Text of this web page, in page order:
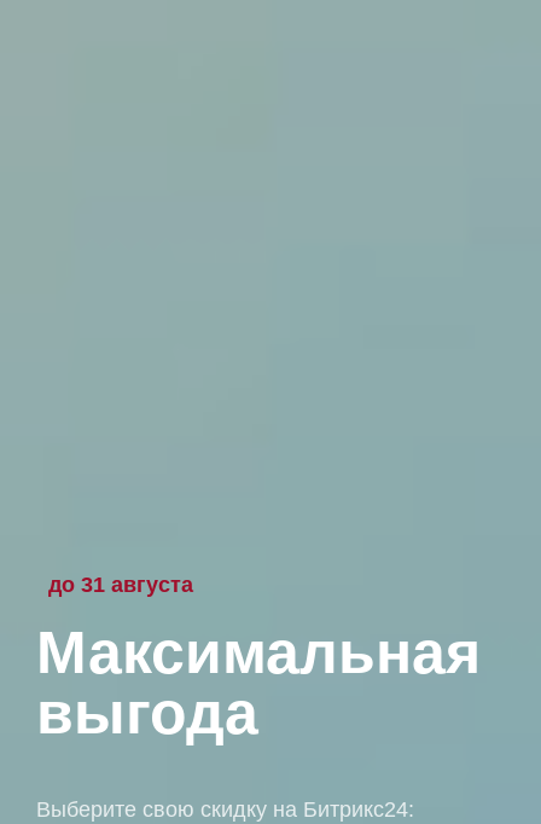
до 31 августа
Максимальная
выгода
Выберите свою скидку на Битрикс24: